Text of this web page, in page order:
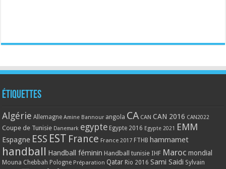
Étiquettes
Algérie Allemagne Amine Bannour angola CA CAN CAN 2016 CAN2022
Coupe de Tunisie Danemark egypte Egypte 2016 Egypte 2021 EMM
Espagne ESS EST France France 2017 FTHB hammamet
handball Handball féminin Handball tunisie IHF Maroc mondial
Mouna Chebbah Pologne Préparation Qatar Rio 2016 Sami Saidi Sylvain